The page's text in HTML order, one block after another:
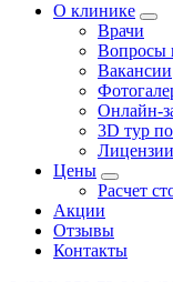
О клинике
Врачи
Вопросы
Вакансии
Онлайн-
3D тур
Цены
Расчет
Акции
Отзывы
Контакты